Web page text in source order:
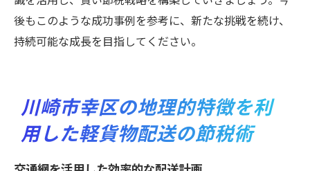
後もこのような成功事例を参考に、新たな挑戦を続け、
持続可能な成長を目指してください。
川崎市幸区の地理的特徴を利
用した軽貨物配送の節税術